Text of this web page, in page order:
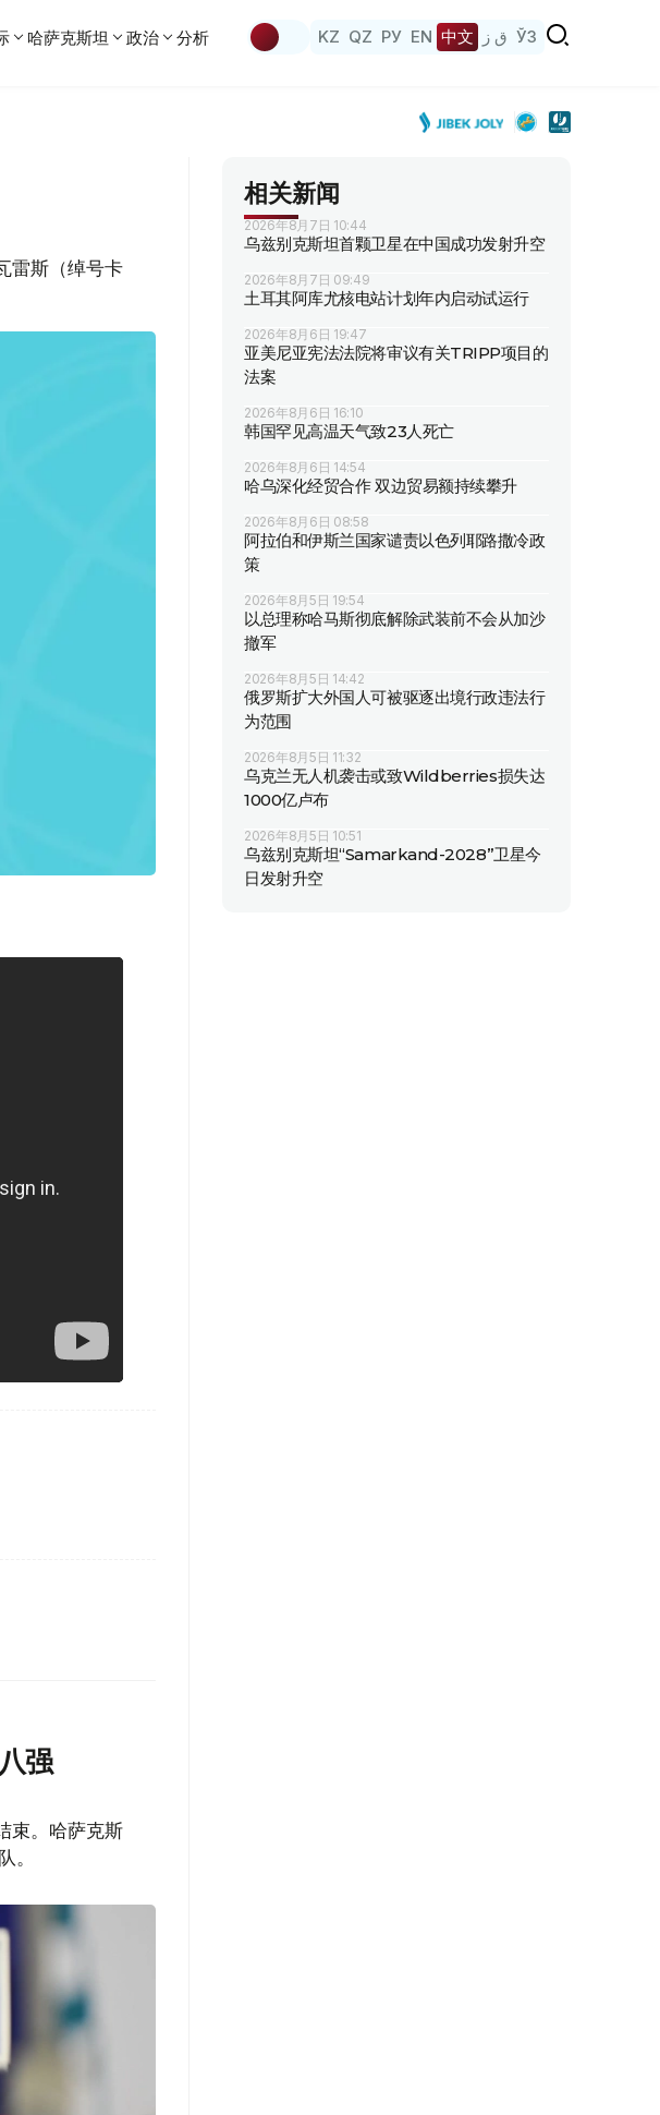
哈萨克斯坦 政治 分析 KZ QZ РУ EN 中文 ق ز ЎЗ
雷斯（绰号卡
强
束。哈萨克斯
。
相关新闻
2026年8月7日 10:44
乌兹别克斯坦首颗卫星在中国成功发射升空
2026年8月7日 09:49
土耳其阿库尤核电站计划年内启动试运行
2026年8月6日 19:47
亚美尼亚宪法法院将审议有关TRIPP项目的
法案
2026年8月6日 16:10
韩国罕见高温天气致23人死亡
2026年8月6日 14:54
哈乌深化经贸合作 双边贸易额持续攀升
2026年8月6日 08:58
阿拉伯和伊斯兰国家谴责以色列耶路撒冷政
策
2026年8月5日 19:54
以总理称哈马斯彻底解除武装前不会从加沙
撤军
2026年8月5日 14:42
俄罗斯扩大外国人可被驱逐出境行政违法行
为范围
2026年8月5日 11:32
乌克兰无人机袭击或致Wildberries损失达
1000亿卢布
2026年8月5日 10:51
乌兹别克斯坦“Samarkand-2028”卫星今
日发射升空